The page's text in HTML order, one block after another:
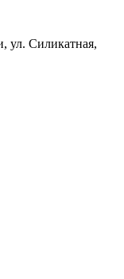
ул. Силикатная,